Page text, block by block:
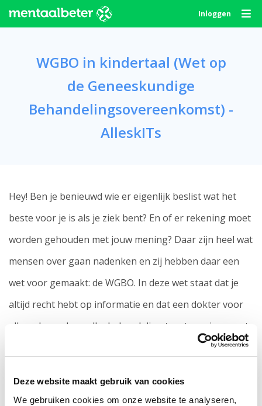
Deze website maakt gebruik van cookies
We gebruiken cookies om onze website te analyseren,
content
Inloggen
WGBO in kindertaal (Wet op
de Geneeskundige
Behandelingsovereenkomst) -
AlleskITs
Hey! Ben je benieuwd wie er eigenlijk beslist wat het
beste voor je is als je ziek bent? En of er rekening moet
worden gehouden met jouw mening? Daar zijn heel wat
mensen over gaan nadenken en zij hebben daar een
wet voor gemaakt: de WGBO. In deze wet staat dat je
altijd recht hebt op informatie en dat een dokter voor
elk onderzoek en elke behandeling toestemming moet
vragen. Wie die toestemming geeft, hangt af van hoe